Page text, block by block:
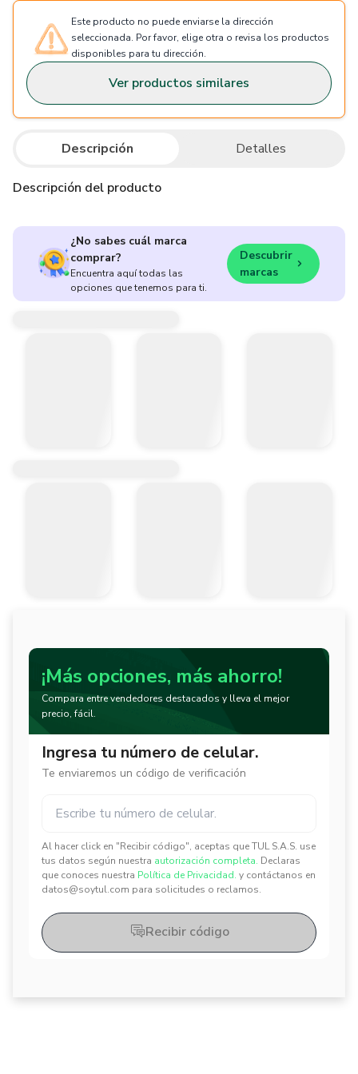
Este producto no puede enviarse la dirección
seleccionada. Por favor, elige otra o revisa los productos
disponibles para tu dirección.
Ver productos similares
Descripción Detalles
Descripción del producto
¿No sabes cuál marca
comprar?
Encuentra aquí todas las
opciones que tenemos para ti.
Descubrir
marcas
¡Más opciones, más ahorro!
Compara entre vendedores destacados y lleva el mejor
precio, fácil.
Ingresa tu número de celular.
Te enviaremos un código de verificación
Al hacer click en "Recibir código", aceptas que TUL S.A.S. use
tus datos según nuestra autorización completa. Declaras
que conoces nuestra Política de Privacidad. y contáctanos en
datos@soytul.com para solicitudes o reclamos.
✕
✕
Recibir código